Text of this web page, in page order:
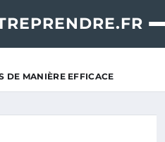
DE MANIÈRE EFFICACE